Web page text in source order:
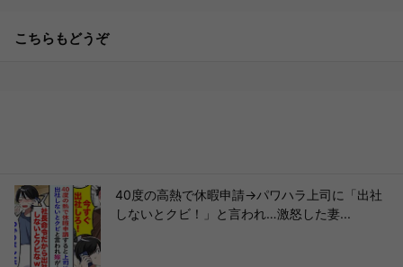
こちらもどうぞ
40度の高熱で休暇申請→パワハラ上司に「出社
しないとクビ！」と言われ…激怒した妻...